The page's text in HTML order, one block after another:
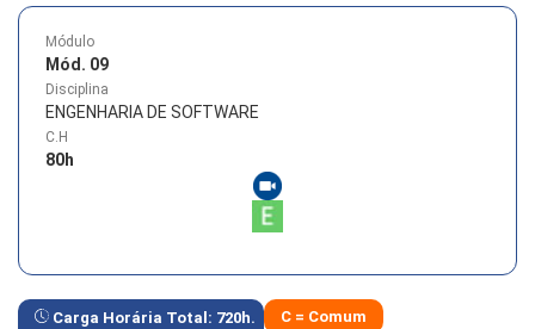
Módulo
Mód. 09
Disciplina
ENGENHARIA DE SOFTWARE
C.H
80h
Carga Horária Total: 720h.
C = Comum